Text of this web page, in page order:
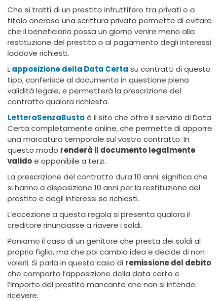
Che si tratti di un prestito infruttifero tra privati o a
titolo oneroso una scrittura privata permette di evitare
che il beneficiario possa un giorno venire meno alla
restituzione del prestito o al pagamento degli interessi
laddove richiesti.
L’apposizione della Data Certa su contratti di questo
tipo, conferisce al documento in questione piena
validità legale, e permetterà la prescrizione del
contratto qualora richiesta.
LetteraSenzaBusta è il sito che offre il servizio di Data
Certa completamente online, che permette di apporre
una marcatura temporale sul vostro contratto. In
questo modo renderà il documento legalmente
validoe opponibile a terzi.
La prescrizione del contratto dura 10 anni: significa che
si hanno a disposizione 10 anni per la restituzione del
prestito e degli interessi se richiesti.
L’eccezione a questa regola si presenta qualora il
creditore rinunciasse a riavere i soldi.
Poniamo il caso di un genitore che presta dei soldi al
proprio figlio, ma che poi cambia idea e decide di non
volerli. Si parla in questo caso di remissione del debito
che comporta l’apposizione della data certa e
l’importo del prestito mancante che non si intende
ricevere.